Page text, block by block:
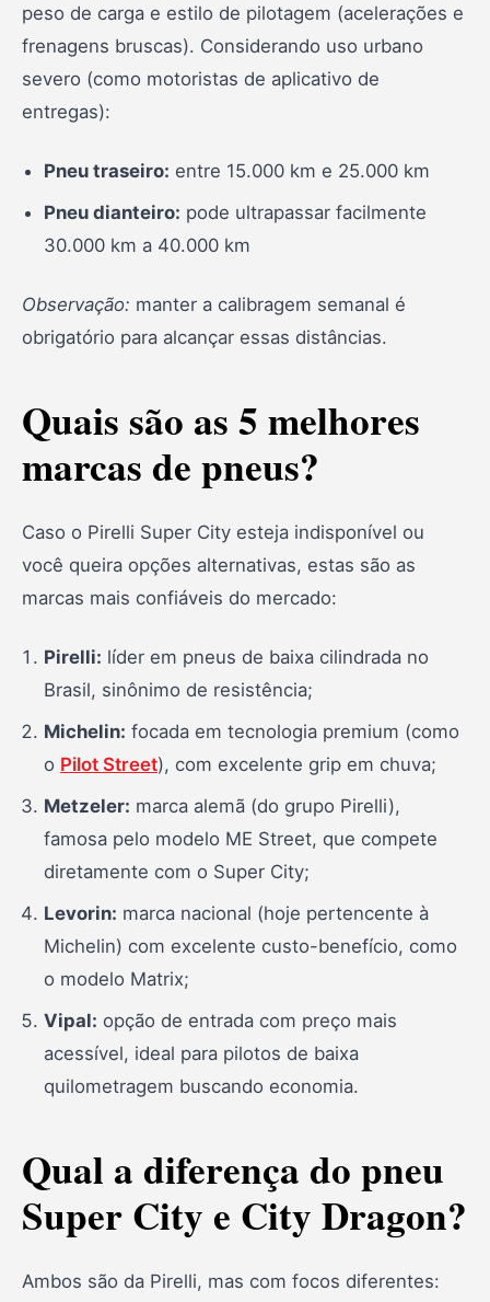
peso de carga e estilo de pilotagem (acelerações e
frenagens bruscas). Considerando uso urbano
severo (como motoristas de aplicativo de
entregas):
Pneu traseiro: entre 15.000 km e 25.000 km
Pneu dianteiro: pode ultrapassar facilmente
30.000 km a 40.000 km
Observação: manter a calibragem semanal é
obrigatório para alcançar essas distâncias.
Quais são as 5 melhores
marcas de pneus?
Caso o Pirelli Super City esteja indisponível ou
você queira opções alternativas, estas são as
marcas mais confiáveis do mercado:
Pirelli: líder em pneus de baixa cilindrada no
Brasil, sinônimo de resistência;
Michelin: focada em tecnologia premium (como
o Pilot Street), com excelente grip em chuva;
Metzeler: marca alemã (do grupo Pirelli),
famosa pelo modelo ME Street, que compete
diretamente com o Super City;
Levorin: marca nacional (hoje pertencente à
Michelin) com excelente custo-benefício, como
o modelo Matrix;
Vipal: opção de entrada com preço mais
acessível, ideal para pilotos de baixa
quilometragem buscando economia.
Qual a diferença do pneu
Super City e City Dragon?
Ambos são da Pirelli, mas com focos diferentes: